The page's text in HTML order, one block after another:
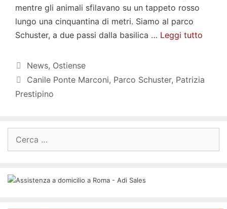
mentre gli animali sfilavano su un tappeto rosso
lungo una cinquantina di metri. Siamo al parco
Schuster, a due passi dalla basilica … Leggi tutto
Categorie
News, Ostiense
Tag
Canile Ponte Marconi, Parco Schuster, Patrizia
Prestipino
per: